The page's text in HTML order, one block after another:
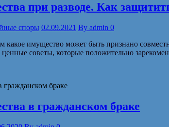
при разводе. Как
споры 02.09.2021 By admin 0
какое имущество может быть признано
советы, которые положительно
в гражданском браке